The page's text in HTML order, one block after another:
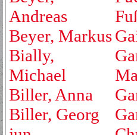
Andreas
Beyer, Markus
Bially,
Michael
Biller, Anna
Biller, Georg